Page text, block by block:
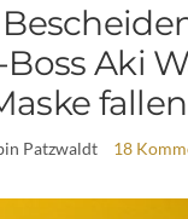
Aki
fallen
Patzwaldt 18